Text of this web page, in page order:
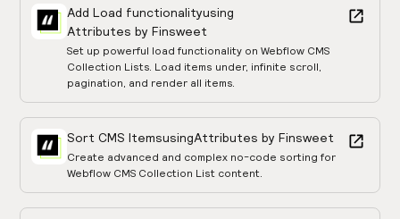
Add Load functionalityusing
Attributes by Finsweet
Set up powerful load functionality on Webflow CMS
Collection Lists. Load items under, infinite scroll,
pagination, and render all items.
Sort CMS ItemsusingAttributes by Finsweet
Create advanced and complex no-code sorting for
Webflow CMS Collection List content.